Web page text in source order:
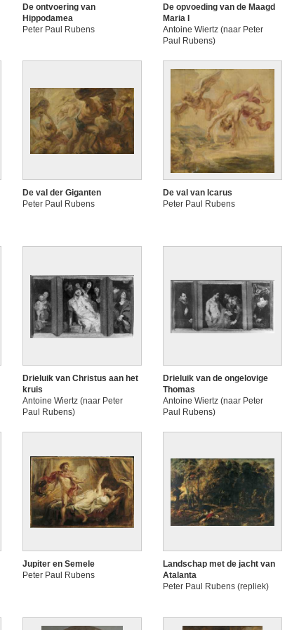
De ontvoering van
Hippodamea
Peter Paul Rubens
De opvoeding van de Maagd
Maria I
Antoine Wiertz (naar Peter
Paul Rubens)
De val der Giganten
Peter Paul Rubens
De val van Icarus
Peter Paul Rubens
Drieluik van Christus aan het
kruis
Antoine Wiertz (naar Peter
Paul Rubens)
Drieluik van de ongelovige
Thomas
Antoine Wiertz (naar Peter
Paul Rubens)
Jupiter en Semele
Peter Paul Rubens
Landschap met de jacht van
Atalanta
Peter Paul Rubens (repliek)